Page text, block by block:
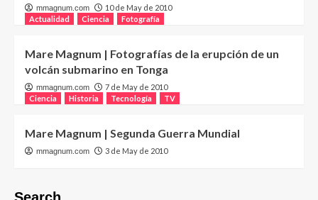
mmagnum.com
10 de May de 2010
Actualidad
Ciencia Fotografía
Mare Magnum | Fotografías de la erupción de un
volcán submarino en Tonga
mmagnum.com
7 de May de 2010
Ciencia
Historia Tecnología TV
Mare Magnum | Segunda Guerra Mundial
mmagnum.com 3 de May de 2010